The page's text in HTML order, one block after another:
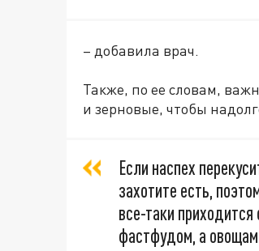
– добавила врач.
Также, по ее словам,
и зерновые, чтобы
Если наспех
захотите есть,
все-таки
фастфудом, а